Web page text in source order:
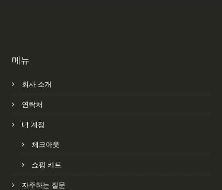
메뉴
회사 소개
연락처
내 계정
체크아웃
쇼핑 카트
자주하는 질문